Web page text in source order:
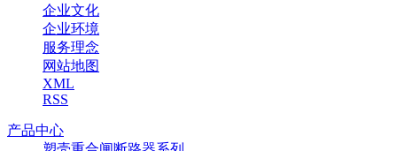
企业文化
企业环境
服务理念
网站地图
XML
RSS
产品中心